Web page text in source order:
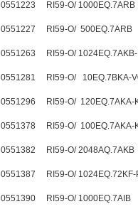
0551223 RI59-O/ 1000EQ.7ARB
0551227 RI59-O/ 500EQ.7ARB
0551263 RI59-O/
0551281 RI59-O/ 10EQ.7BKA-
0551296 RI59-O/ 120EQ.7AKA-
0551378 RI59-O/ 100EQ.7AKA-
0551382 RI59-O/ 2048AQ.7AKB
0551387 RI59-O/
0551390 RI59-O/ 1000EQ.7AIB